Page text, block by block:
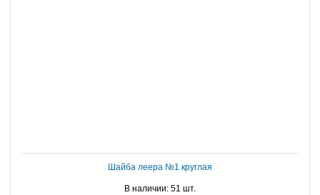
Шайба леера №1 круглая
В наличии: 51 шт.